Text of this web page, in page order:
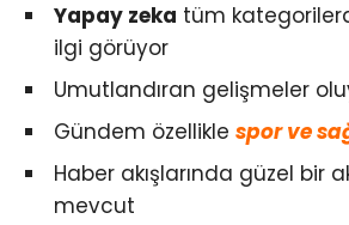
Yapay zeka tüm
ilgi görüyor
Umutlandıran gelişmeler
Gündem özellikle spor ve
Haber akışlarında güzel bir
mevcut